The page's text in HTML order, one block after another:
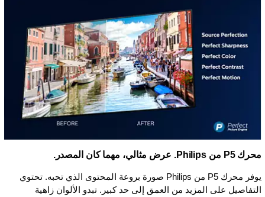
محرك P5 من Philips. عرض مثالي، مهما كان المصدر.
يوفر محرك P5 من Philips صورة بروعة المحتوى الذي تحبه. تحتوي
التفاصيل على المزيد من العمق إلى حد كبير. تبدو الألوان زاهية